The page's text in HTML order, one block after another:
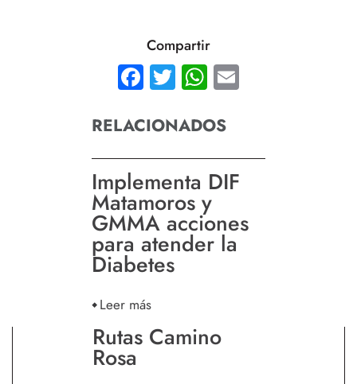
Compartir
Facebook
TwitterWhatsApp
RELACIONADOS
Implementa DIF
Matamoros y
GMMA acciones
para atender la
Diabetes
Leer más
Rutas Camino
Rosa